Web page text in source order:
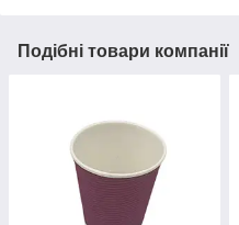
Подібні товари компанії